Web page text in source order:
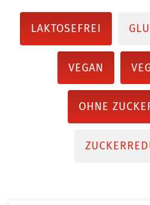
LAKTOSEFREI
VEGAN
OHNE